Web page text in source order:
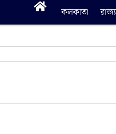
কলকাতা রাজ্য